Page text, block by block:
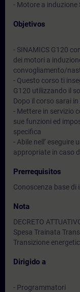
- Motore a induzione
Objetivos
- SINAMICS G120
dei motori a
convogliamento/
- Questo corso ti
G120 utilizzando il
Dopo il corso sarai
- Mettere in servizio
sue funzioni ed
specifica
- Abile nell’ eseguire
appropriate in caso
Prerrequisitos
Conoscenza base di
Nota
DECRETO
Spesa Trainata
Transizione
Dirigido a
- Programmatori